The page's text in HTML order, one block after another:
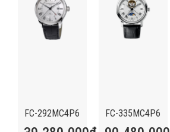
FC-292MC4P6 FC-335MC4P6